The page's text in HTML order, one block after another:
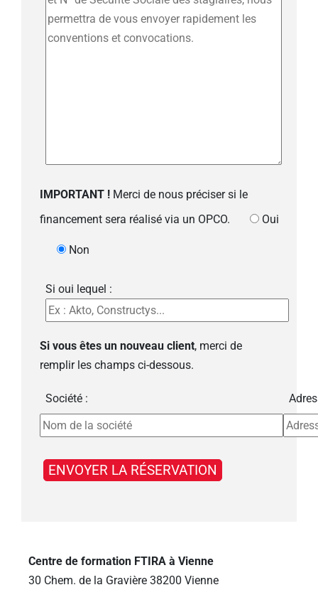
IMPORTANT ! Merci de nous préciser si le
financement sera réalisé via un OPCO.
Oui
Non
Si oui lequel :
Si vous êtes un nouveau client, merci de
remplir les champs ci-dessous.
Société :
Centre de formation FTIRA à Vienne
30 Chem. de la Gravière 38200 Vienne